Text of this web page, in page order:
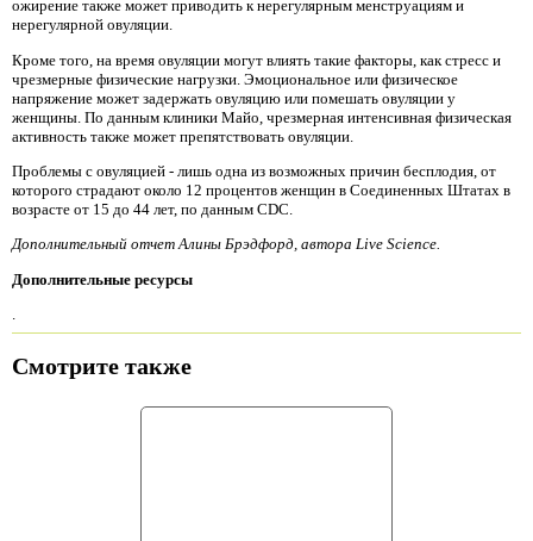
ожирение также может приводить к нерегулярным менструациям и
нерегулярной овуляции.
Кроме того, на время овуляции могут влиять такие факторы, как стресс и
чрезмерные физические нагрузки. Эмоциональное или физическое
напряжение может задержать овуляцию или помешать овуляции у
женщины. По данным клиники Майо, чрезмерная интенсивная физическая
активность также может препятствовать овуляции.
Проблемы с овуляцией - лишь одна из возможных причин бесплодия, от
которого страдают около 12 процентов женщин в Соединенных Штатах в
возрасте от 15 до 44 лет, по данным CDC.
Дополнительный отчет Алины Брэдфорд, автора Live Science.
Дополнительные ресурсы
Смотрите также